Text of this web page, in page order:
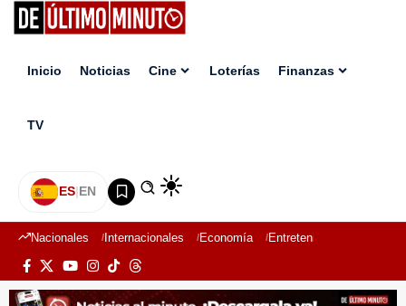
Inicio Noticias Cine Loterías Finanzas
TV
ES|EN
Nacionales Internacionales Economía Entretenimiento